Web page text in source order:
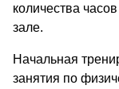
количества
зале.
Начальная
занятия по